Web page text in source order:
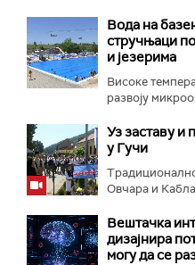
Вода на
стручњаци
и језерима
Високе
развоју
Уз заставу и
у Гучи
Овчара и
Вештачка
дизајнира
могу да се